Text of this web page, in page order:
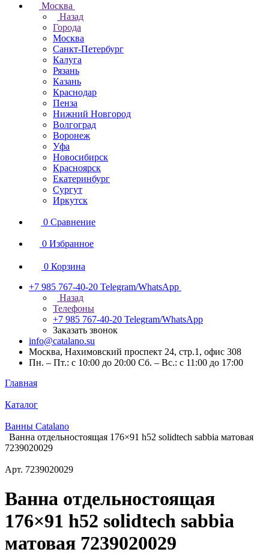
Москва
Назад
Города
Москва
Санкт-Петербург
Калуга
Рязань
Казань
Краснодар
Пенза
Нижний Новгород
Волгоград
Воронеж
Уфа
Новосибирск
Красноярск
Екатеринбург
Сургут
Иркутск
0 Сравнение
0 Избранное
0 Корзина
+7 985 767-40-20 Telegram/WhatsApp
Назад
Телефоны
+7 985 767-40-20 Telegram/WhatsApp
Заказать звонок
info@catalano.su
Москва, Нахимовский проспект 24, стр.1, офис 308
Пн. – Пт.: с 10:00 до 20:00 Сб. – Вс.: с 11:00 до 17:00
Главная
Каталог
Ванны Catalano
Ванна отдельностоящая 176×91 h52 solidtech sabbia матовая
7239020029
Арт. 7239020029
Ванна отдельностоящая
176×91 h52 solidtech sabbia
матовая 7239020029